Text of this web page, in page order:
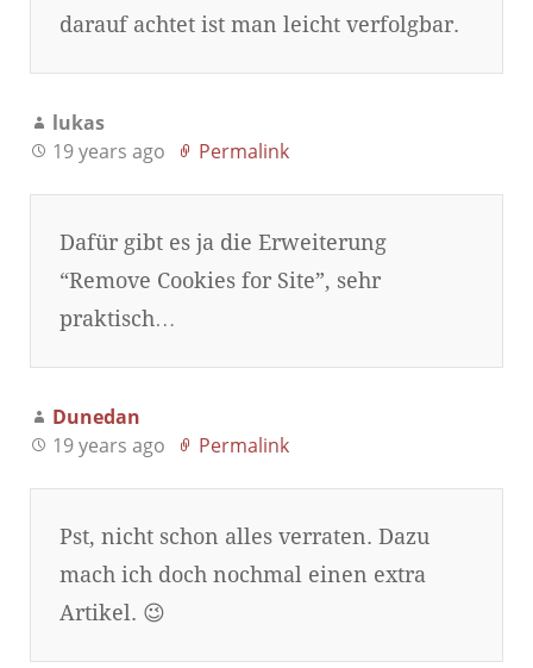
darauf achtet ist man leicht verfolgbar.
lukas
19 years ago
Permalink
Dafür gibt es ja die Erweiterung
“Remove Cookies for Site”, sehr
praktisch…
Dunedan
19 years ago
Permalink
Pst, nicht schon alles verraten. Dazu
mach ich doch nochmal einen extra
Artikel. 😉